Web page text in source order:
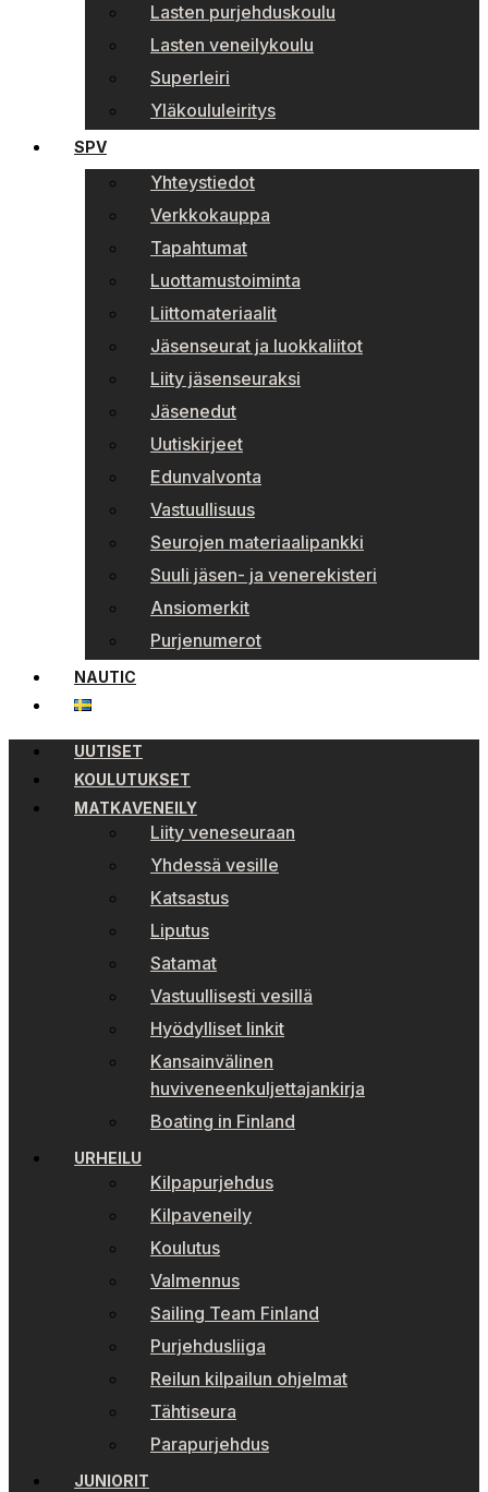
Lasten purjehduskoulu
Lasten veneilykoulu
Superleiri
Yläkoululeiritys
SPV
Yhteystiedot
Verkkokauppa
Tapahtumat
Luottamustoiminta
Liittomateriaalit
Jäsenseurat ja luokkaliitot
Liity jäsenseuraksi
Jäsenedut
Uutiskirjeet
Edunvalvonta
Vastuullisuus
Seurojen materiaalipankki
Suuli jäsen- ja venerekisteri
Ansiomerkit
Purjenumerot
NAUTIC
UUTISET
KOULUTUKSET
MATKAVENEILY
Liity veneseuraan
Yhdessä vesille
Katsastus
Liputus
Satamat
Vastuullisesti vesillä
Hyödylliset linkit
Kansainvälinen
huviveneenkuljettajankirja
Boating in Finland
URHEILU
Kilpapurjehdus
Kilpaveneily
Koulutus
Valmennus
Sailing Team Finland
Purjehdusliiga
Reilun kilpailun ohjelmat
Tähtiseura
Parapurjehdus
JUNIORIT